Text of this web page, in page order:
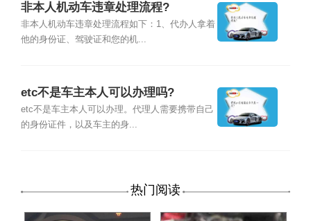
非本人机动车违章处理流程?
非本人机动车违章处理流程如下：1、代办人拿着
他的身份证、驾驶证和您的机...
etc不是车主本人可以办理吗?
etc不是车主本人可以办理。代理人需要携带自己
的身份证件，以及车主的身...
热门阅读